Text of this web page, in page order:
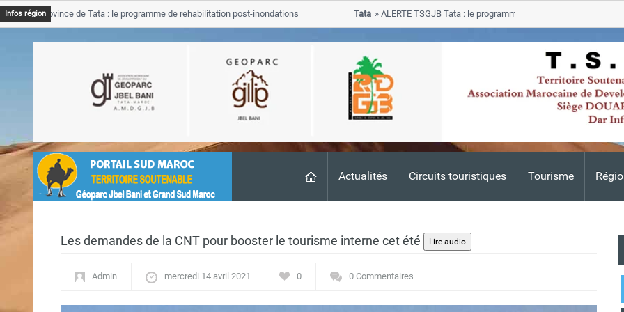
Actualités Circuits touristiques Tourisme
Infos région
Province de Tata : le programme de rehabilitation post-inondations
ALERTE TSGJB Tata : le programme de rehabilitation post-
progresse dans les zones sinistrees
Les demandes de la CNT pour booster le tourisme interne cet été
Admin mercredi 14 avril 2021 0 0 Commentaires